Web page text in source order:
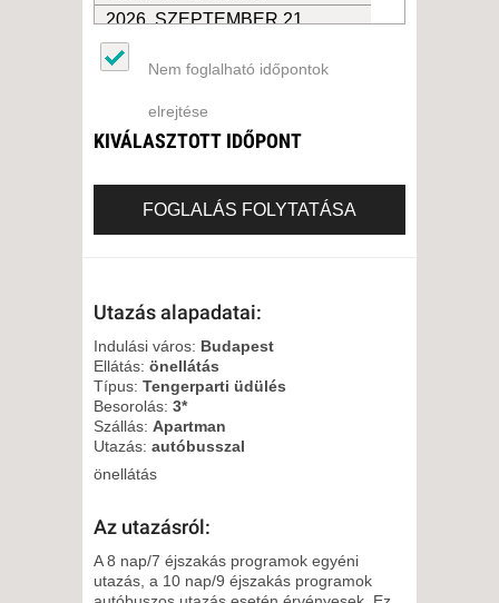
2026. SZEPTEMBER 21.,
HÉTFŐ -
9 NAP / 7 ÉJSZAKA
Nem foglalható időpontok
elrejtése
KIVÁLASZTOTT IDŐPONT
FOGLALÁS FOLYTATÁSA
Utazás alapadatai:
Indulási város: Budapest
Ellátás: önellátás
Típus: Tengerparti üdülés
Besorolás: 3*
Szállás: Apartman
Utazás: autóbusszal
önellátás
Az utazásról:
A 8 nap/7 éjszakás programok egyéni
utazás, a 10 nap/9 éjszakás programok